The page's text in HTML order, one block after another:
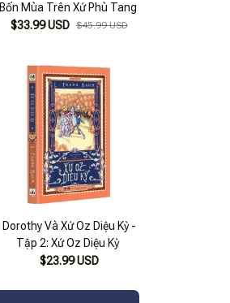
Bốn Mùa Trên Xứ Phù Tang
$33.99 USD $45.99 USD
Dorothy Và Xứ Oz Diệu Kỳ -
Tập 2: Xứ Oz Diệu Kỳ
$23.99 USD